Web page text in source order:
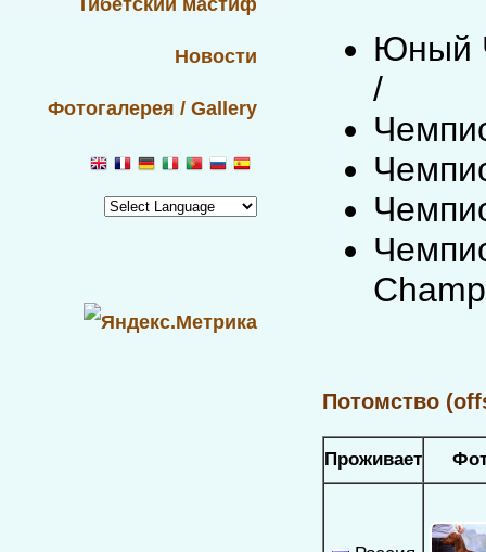
Тибетский мастиф
Новости
Фотогалерея / Gallery
Юный
/
Потомство
Проживает